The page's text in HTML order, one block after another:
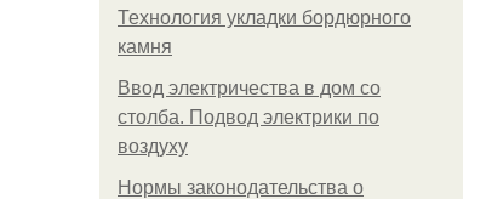
Технология укладки бордюрного
камня
Ввод электричества в дом со
столба. Подвод электрики по
воздуху
Нормы законодательства о